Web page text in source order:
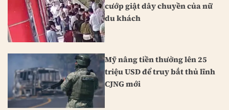
cướp giật dây chuyền của nữ
du khách
Mỹ nâng tiền thưởng lên 25
triệu USD để truy bắt thủ lĩnh
CJNG mới